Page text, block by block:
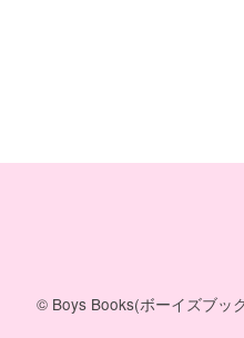
© Boys Books(ボーイズブッ